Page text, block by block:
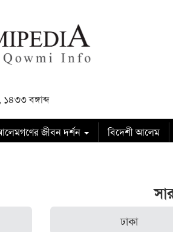
১৪৩৩ বঙ্গাব্দ
জীবন দর্শন বিদেশী আলেম
ঢাকা